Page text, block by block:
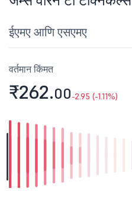
ईएमए आणि एसएमए
वर्तमान किंमत
₹262.00-2.95 (-1.11%)